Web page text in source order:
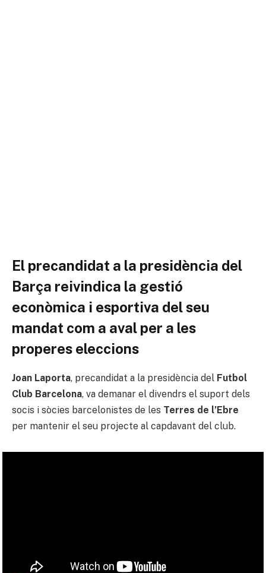
El precandidat a la presidència del
Barça reivindica la gestió
econòmica i esportiva del seu
mandat com a aval per a les
properes eleccions
Joan Laporta, precandidat a la presidència del Futbol
Club Barcelona, va demanar el divendrs el suport dels
socis i sòcies barcelonistes de les Terres de l’Ebre
per mantenir el seu projecte al capdavant del club.